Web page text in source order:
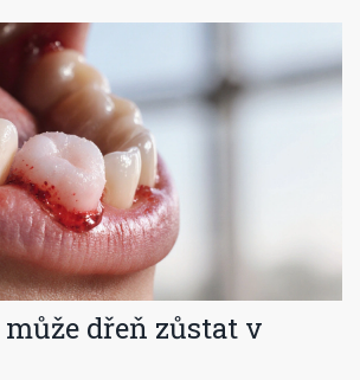
dřeň zůstat v